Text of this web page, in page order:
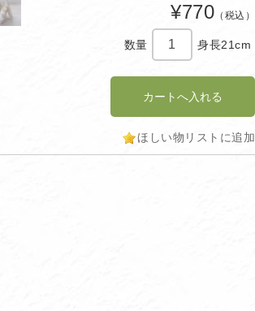
¥770 （税込）
数量 身長21cm
ほしい物リストに追加